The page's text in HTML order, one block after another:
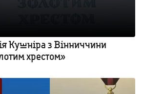
Кушніра з Вінниччини
хрестом»